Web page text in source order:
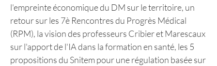
l'empreinte économique du DM sur le territoire, un
retour sur les 7è Rencontres du Progrès Médical
(RPM), la vision des professeurs Cribier et Marescaux
sur l'apport de l'IA dans la formation en santé, les 5
propositions du Snitem pour une régulation basée sur